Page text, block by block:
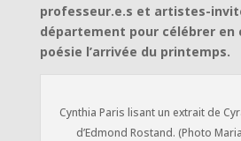
professeur.e.s et artistes-
département pour célébrer en
poésie l’arrivée du printemps.
Cynthia Paris lisant un extrait de
d’Edmond Rostand. (Photo